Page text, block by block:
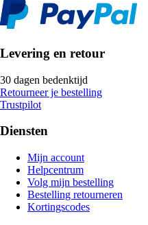
Levering en retour
30 dagen bedenktijd
Retourneer je bestelling
Trustpilot
Diensten
Mijn account
Helpcentrum
Volg mijn bestelling
Bestelling retourneren
Kortingscodes